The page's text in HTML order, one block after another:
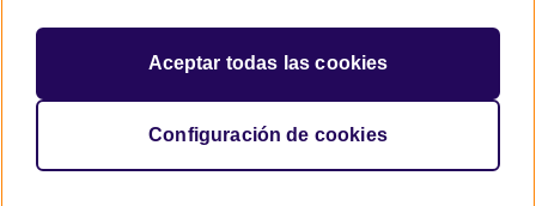
forms of cooperation between the United Kingdom and Mexico.
The United Kingdom’s international organisation for cultural
relations and educational opportunities.
Aceptar todas las cookies
Configuración de cookies